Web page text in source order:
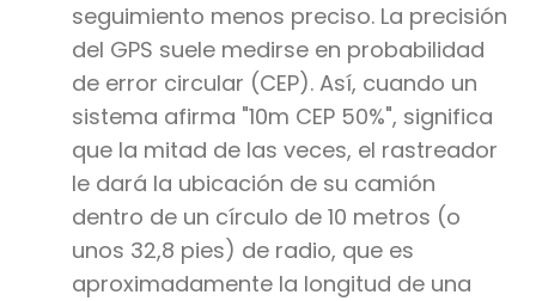
seguimiento menos preciso. La precisión
del GPS suele medirse en probabilidad
de error circular (CEP). Así, cuando un
sistema afirma "10m CEP 50%", significa
que la mitad de las veces, el rastreador
le dará la ubicación de su camión
dentro de un círculo de 10 metros (o
unos 32,8 pies) de radio, que es
aproximadamente la longitud de una